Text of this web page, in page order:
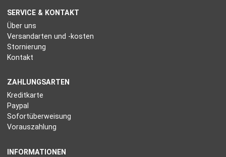
SERVICE & KONTAKT
Über uns
Versandarten und -kosten
Stornierung
Kontakt
ZAHLUNGSARTEN
Kreditkarte
Paypal
Sofortüberweisung
Vorauszahlung
INFORMATIONEN